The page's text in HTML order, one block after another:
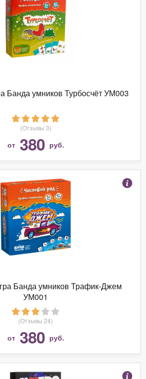
Банда умников Турбосчёт УМ003
(Отзывы 3)
от 380 руб.
Банда умников Трафик-Джем
УМ001
(Отзывы 24)
от 380 руб.